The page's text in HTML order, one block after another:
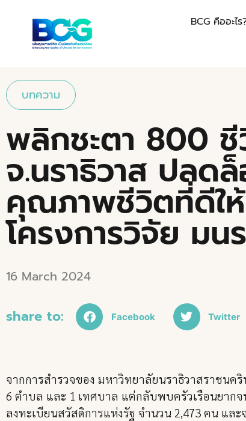
BCG คืออะไร
บทความ
พลิกชะตา 800 ชี
จ.นราธิวาส ปลด
คุณภาพชีวิตที่ดีใ
โครงการวิจัย มน
16 March 2024
share to: Facebook Twitter
จากการสำรวจของ มหาวิทยาลัยนราธิวาสราชนค
6 ตำบล และ 1 เทศบาล แต่กลับพบครัวเรือนยากจ
ลงทะเบียนสวัสดิการแห่งรัฐ จำนวน 2,473 คน แล